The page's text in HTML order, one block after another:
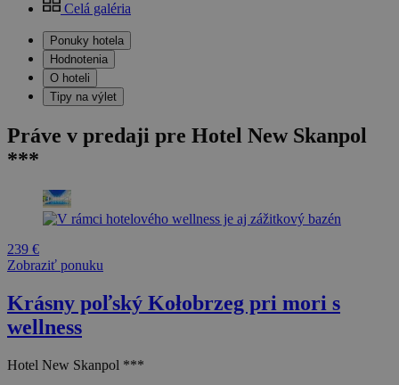
Celá galéria
Ponuky hotela
Hodnotenia
O hoteli
Tipy na výlet
Práve v predaji pre Hotel New Skanpol
***
239 €
Zobraziť ponuku
Krásny poľský Kołobrzeg pri mori s
wellness
Hotel New Skanpol ***